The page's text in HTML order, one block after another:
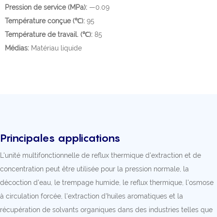
Pression de service (MPa): —0.09
Température conçue (℃): 95
Température de travail. (℃): 85
Médias: Matériau liquide
Principales applications
L'unité multifonctionnelle de reflux thermique d'extraction et de
concentration peut être utilisée pour la pression normale, la
décoction d'eau, le trempage humide, le reflux thermique, l'osmose
à circulation forcée, l'extraction d'huiles aromatiques et la
récupération de solvants organiques dans des industries telles que